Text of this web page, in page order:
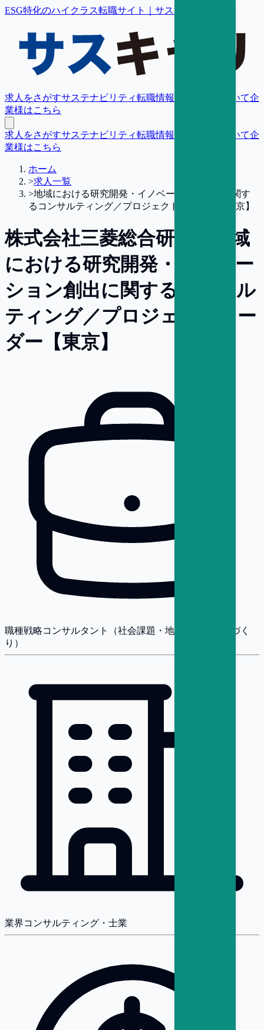
ESG特化のハイクラス転職サイト｜サスキャリ
求人をさがすサステナビリティ転職情報 転職支援について企
業様はこちら
求人をさがすサステナビリティ転職情報 転職支援について企
業様はこちら
ホーム
>求人一覧
>地域における研究開発・イノベーション創出に関す
るコンサルティング／プロジェクトリーダー【東京】
株式会社三菱総合研究所
地域
における研究開発・イノベー
ション創出に関するコンサル
ティング／プロジェクトリー
ダー【東京】
職種戦略コンサルタント（社会課題・地方創生・まちづく
り）
業界コンサルティング・士業